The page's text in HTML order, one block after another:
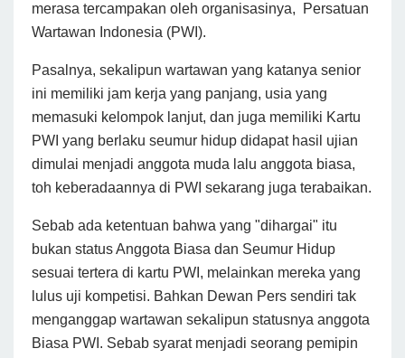
merasa tercampakan oleh organisasinya, Persatuan
Wartawan Indonesia (PWI).
Pasalnya, sekalipun wartawan yang katanya senior
ini memiliki jam kerja yang panjang, usia yang
memasuki kelompok lanjut, dan juga memiliki Kartu
PWI yang berlaku seumur hidup didapat hasil ujian
dimulai menjadi anggota muda lalu anggota biasa,
toh keberadaannya di PWI sekarang juga terabaikan.
Sebab ada ketentuan bahwa yang "dihargai" itu
bukan status Anggota Biasa dan Seumur Hidup
sesuai tertera di kartu PWI, melainkan mereka yang
lulus uji kompetisi. Bahkan Dewan Pers sendiri tak
menganggap wartawan sekalipun statusnya anggota
Biasa PWI. Sebab syarat menjadi seorang pemipin